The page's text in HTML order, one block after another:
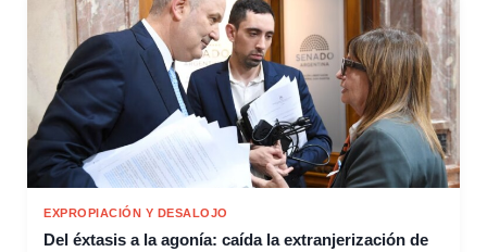
EXPROPIACIÓN Y DESALOJO
Del éxtasis a la agonía: caída la extranjerización de